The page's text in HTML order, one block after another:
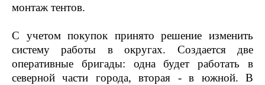
монтаж тентов.
С учетом покупок принято решение изменить
систему работы в округах. Создается две
оперативные бригады: одна будет работать в
северной части города, вторая - в южной. В